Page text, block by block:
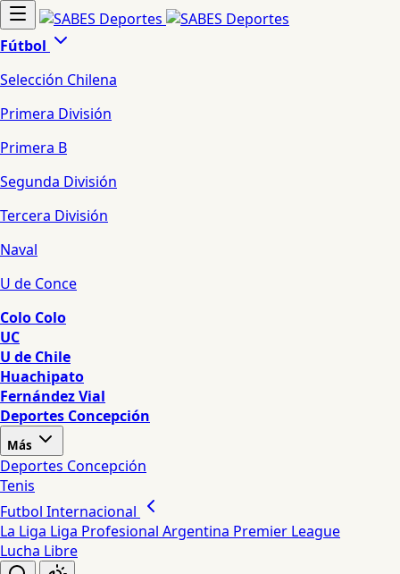
Fútbol
Selección Chilena
Primera División
Primera B
Segunda División
Tercera División
Naval
U de Conce
Colo Colo
UC
U de Chile
Huachipato
Fernández Vial
Deportes Concepción
Más
Deportes Concepción
Tenis
Futbol Internacional
La Liga Liga Profesional Argentina Premier League
Lucha Libre